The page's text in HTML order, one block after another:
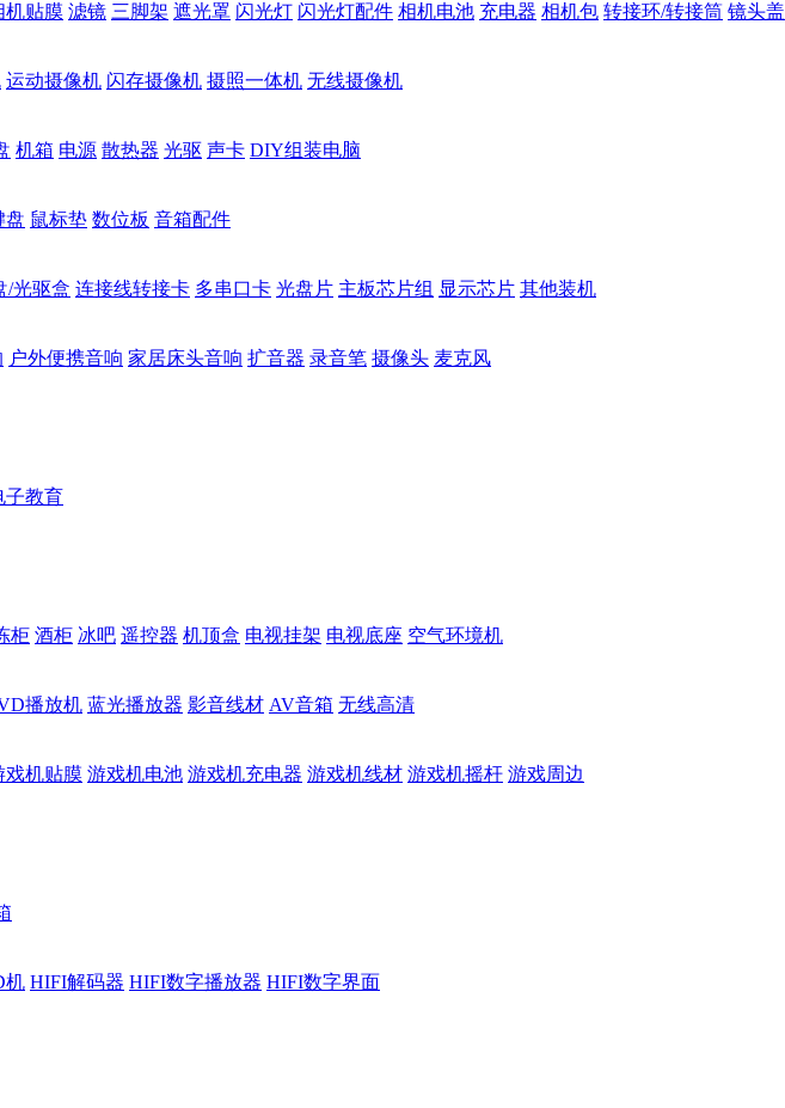
机贴膜 滤镜 三脚架 遮光罩 闪光灯 闪光灯配件 相机电池 充电器 相机包 转接环/转接筒 镜头盖
运动摄像机 闪存摄像机 摄照一体机 无线摄像机
机箱 电源 散热器 光驱 声卡 DIY组装电脑
盘 鼠标垫 数位板 音箱配件
/光驱盒 连接线转接卡 多串口卡 光盘片 主板芯片组 显示芯片 其他装机
户外便携音响 家居床头音响 扩音器 录音笔 摄像头 麦克风
子教育
柜 酒柜 冰吧 遥控器 机顶盒 电视挂架 电视底座 空气环境机
播放机 蓝光播放器 影音线材 AV音箱 无线高清
戏机贴膜 游戏机电池 游戏机充电器 游戏机线材 游戏机摇杆 游戏周边
机 HIFI解码器 HIFI数字播放器 HIFI数字界面